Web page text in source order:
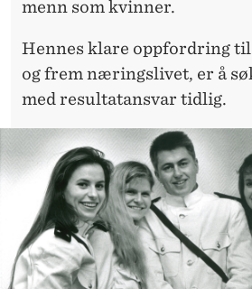
menn som kvinner.
Hennes klare oppfordring til
og frem næringslivet, er å
med resultatansvar tidlig.